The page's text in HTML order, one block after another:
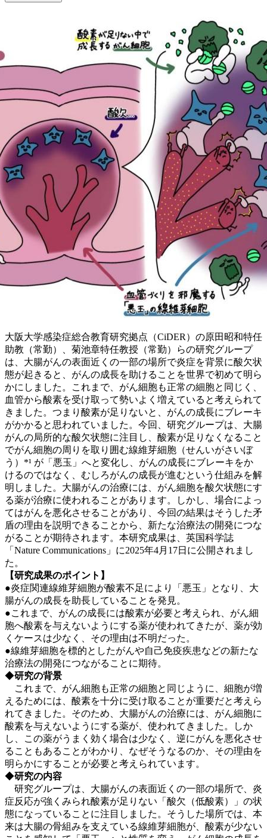
大阪大学感染症総合教育研究拠点（CiDER）の原田昭和特任
助教（常勤）、菊池章特任教授（常勤）らの研究グループ
は、大腸がんの表面近くの一部の場所で炎症を背景に酸欠状
態が起きると、がんの成長を助けることを世界で初めて明ら
かにしました。これまで、がん細胞も正常の細胞と同じく、
血管から酸素を受け取って勢いよく増えていると考えられて
きました。つまり酸素が足りないと、がんの成長にブレーキ
がかかると思われていました。今回、研究グループは、大腸
がんの局所的な酸欠状態に注目し、酸素が足りなくなること
でがん細胞の周りを取り囲む線維芽細胞（せんいがさいぼ
う）*¹ が「悪玉」へと変化し、がんの成長にブレーキをか
けるのではなく、むしろがんの成長が進むという仕組みを解
明しました。大腸がんの治療には、がん細胞を酸欠状態にす
る薬が治療に使われることがあります。しかし、場合によっ
てはがんを悪化させることがあり、今回の結果はそうした矛
盾の理由を説明できることから、新たな治療法の開発につな
がることが期待されます。本研究成果は、英国科学誌
「Nature Communications」に2025年4月17日に公開されまし
た。
【研究成果のポイント】
●炎症関連線維芽細胞が酸素不足により「悪玉」となり、大
腸がんの成長を助長していることを発見。
●これまで、がんの成長には酸素が必要と考えられ、がん細
胞へ酸素を与えないようにする薬が使われてきたが、薬が効
くケースは少なく、その理由は不明だった。
●線維芽細胞を標的としたがんや自己免疫疾患などの新たな
治療法の開発につながることに期待。
◆研究の背景
これまで、がん細胞も正常の細胞と同じように、細胞が増
えるためには、酸素を十分に受け取ることが重要だと考えら
れてきました。そのため、大腸がんの治療には、がん細胞に
酸素を与えないようにする薬が、使われてきました。しか
し、この薬がうまく効く場合は少なく、逆にがんを悪化させ
ることもあることがわかり、なぜそうなるのか、その理由を
明らかにすることが必要と考えられています。
◆研究の内容
研究グループは、大腸がんの表面近くの一部の場所で、炎
症反応が強くみられ酸素が足りない「酸欠（低酸素）」の状
態になっていることに注目しました。そうした場所では、本
来は大腸の骨組みを支えている線維芽細胞が、酸素が少ない